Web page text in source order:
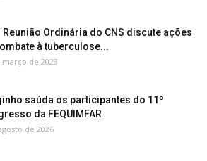
Reunião Ordinária do CNS discute ações
à tuberculose...
março de 2023
saúda os participantes do 11º
da FEQUIMFAR
de 2026